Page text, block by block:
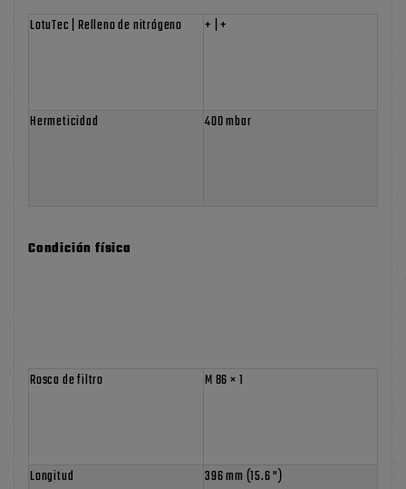
LotuTec | Relleno de nitrógeno + | +
Hermeticidad 400 mbar
Condición física
Rosca de filtro M 86 × 1
Longitud 396 mm (15.6 ")